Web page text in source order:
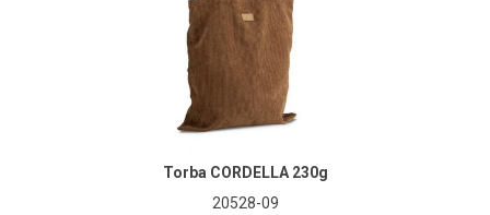
Torba CORDELLA 230g
20528-09